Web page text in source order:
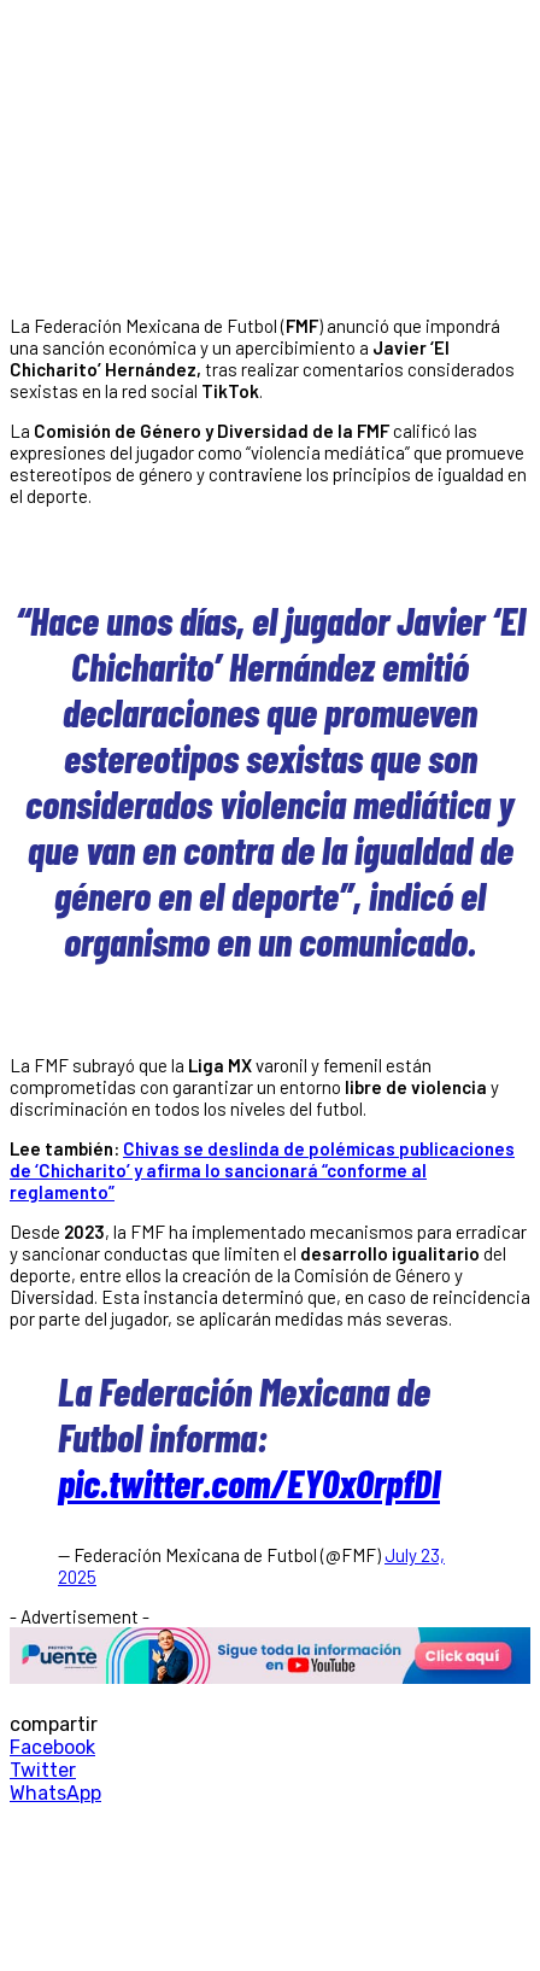
La Federación Mexicana de Futbol (FMF) anunció que impondrá
una sanción económica y un apercibimiento a Javier ‘El
Chicharito’ Hernández, tras realizar comentarios considerados
sexistas en la red social TikTok.
La Comisión de Género y Diversidad de la FMFcalificó las
expresiones del jugador como “violencia mediática” que promueve
estereotipos de género y contraviene los principios de igualdad en
el deporte.
“Hace unos días, el jugador Javier ‘El
Chicharito’ Hernández emitió
declaraciones que promueven
estereotipos sexistas que son
considerados violencia mediática y
que van en contra de la igualdad de
género en el deporte”, indicó el
organismo en un comunicado.
La FMF subrayó que la Liga MXvaronil y femenil están
comprometidas con garantizar un entorno libre de violencia y
discriminación en todos los niveles del futbol.
Lee también: Chivas se deslinda de polémicas publicaciones
de ‘Chicharito’ y afirma lo sancionará “conforme al
reglamento”
Desde 2023, la FMF ha implementado mecanismos para erradicar
y sancionar conductas que limiten el desarrollo igualitario del
deporte, entre ellos la creación de la Comisión de Género y
Diversidad. Esta instancia determinó que, en caso de reincidencia
por parte del jugador, se aplicarán medidas más severas.
La Federación Mexicana de
Futbol informa:
pic.twitter.com/EY0xOrpfDI
— Federación Mexicana de Futbol (@FMF)July 23,
2025
- Advertisement -
compartir
Facebook
Twitter
WhatsApp